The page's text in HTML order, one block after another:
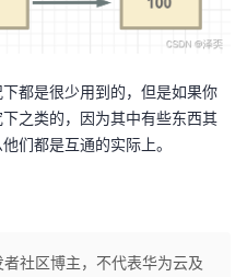
都是很少用到的，但是如果你
之类的，因为其中有些东西其
们都是互通的实际上。
者社区博主，不代表华为云及